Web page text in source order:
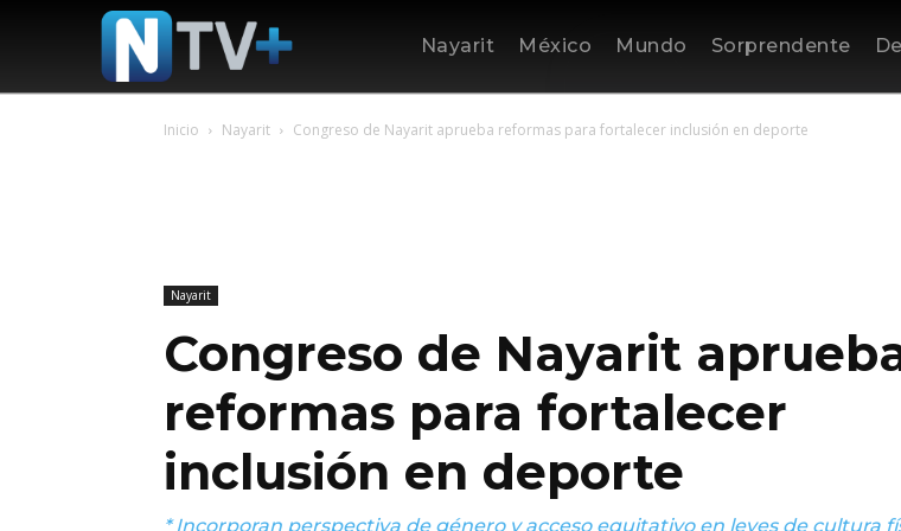
Nayarit México Mundo Sorprendente
Inicio Nayarit Congreso de Nayarit aprueba reformas para fortalecer inclusión en deporte
Nayarit
Congreso de Nayarit
reformas para fortalecer
inclusión en deporte
* Incorporan perspectiva de género y acceso equitativo en leyes de cultura